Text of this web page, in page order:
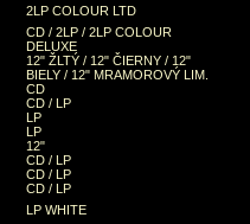
2LP COLOUR LTD
CD / 2LP / 2LP COLOUR
DELUXE
12" ŽLTÝ / 12" ČIERNY / 12"
BIELY / 12" MRAMOROVÝ LIM.
CD
CD / LP
LP
LP
12"
CD / LP
CD / LP
CD / LP
LP WHITE